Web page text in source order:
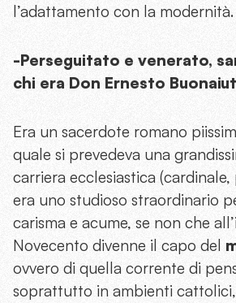
l’adattamento con la modernità.
-Perseguitato e venerato,
chi era Don Ernesto
Era un sacerdote romano
quale si prevedeva una
carriera ecclesiastica
era uno studioso straordinario
carisma e acume, se non che
Novecento divenne il capo del
ovvero di quella corrente di
soprattutto in ambienti